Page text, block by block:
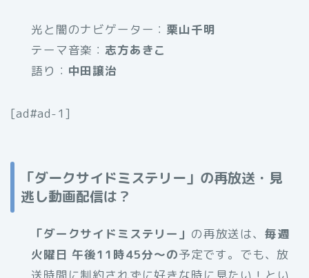
光と闇のナビゲーター： 栗山千明
テーマ音楽： 志方あきこ
語り： 中田譲治
[ad#ad-1]
「ダークサイドミステリー」の再放送・見
逃し動画配信は？
「ダークサイドミステリー」 の再放送は、 毎週
火曜日 午後11時45分～の予定です。でも、放
送時間に制約されずに好きな時に見たい！とい